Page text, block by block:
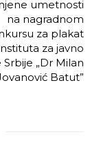
umetnosti
na nagradnom
za plakat
za javno
Srbije „Dr Milan
Batut”